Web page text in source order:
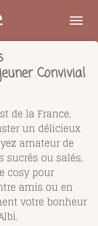
Convivial
de la France,
un délicieux
amateur de
sucrés ou salés,
cosy pour
amis ou en
votre bonheur